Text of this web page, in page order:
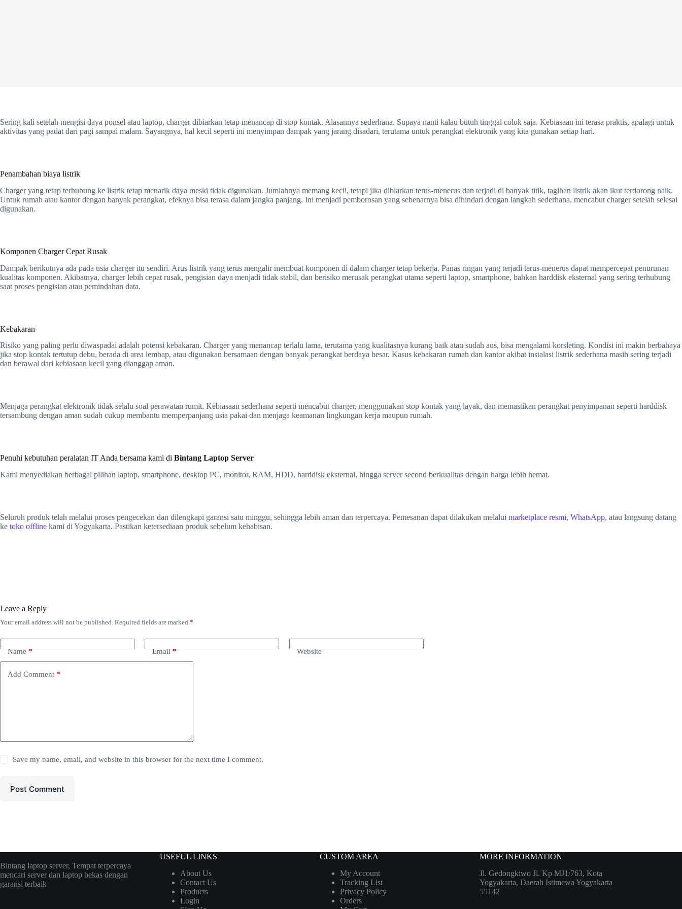
Sering kali setelah mengisi daya ponsel atau laptop, charger dibiarkan tetap menancap di stop kontak. Alasannya sederhana. Supaya nanti kalau butuh tinggal colok saja. Kebiasaan ini terasa praktis, apalagi untuk
aktivitas yang padat dari pagi sampai malam. Sayangnya, hal kecil seperti ini menyimpan dampak yang jarang disadari, terutama untuk perangkat elektronik yang kita gunakan setiap hari.
Penambahan biaya listrik
Charger yang tetap terhubung ke listrik tetap menarik daya meski tidak digunakan. Jumlahnya memang kecil, tetapi jika dibiarkan terus-menerus dan terjadi di banyak titik, tagihan listrik akan ikut terdorong naik.
Untuk rumah atau kantor dengan banyak perangkat, efeknya bisa terasa dalam jangka panjang. Ini menjadi pemborosan yang sebenarnya bisa dihindari dengan langkah sederhana, mencabut charger setelah selesai
digunakan.
Komponen Charger Cepat Rusak
Dampak berikutnya ada pada usia charger itu sendiri. Arus listrik yang terus mengalir membuat komponen di dalam charger tetap bekerja. Panas ringan yang terjadi terus-menerus dapat mempercepat penurunan
kualitas komponen. Akibatnya, charger lebih cepat rusak, pengisian daya menjadi tidak stabil, dan berisiko merusak perangkat utama seperti laptop, smartphone, bahkan harddisk eksternal yang sering terhubung
saat proses pengisian atau pemindahan data.
Kebakaran
Risiko yang paling perlu diwaspadai adalah potensi kebakaran. Charger yang menancap terlalu lama, terutama yang kualitasnya kurang baik atau sudah aus, bisa mengalami korsleting. Kondisi ini makin berbahaya
jika stop kontak tertutup debu, berada di area lembap, atau digunakan bersamaan dengan banyak perangkat berdaya besar. Kasus kebakaran rumah dan kantor akibat instalasi listrik sederhana masih sering terjadi
dan berawal dari kebiasaan kecil yang dianggap aman.
Menjaga perangkat elektronik tidak selalu soal perawatan rumit. Kebiasaan sederhana seperti mencabut charger, menggunakan stop kontak yang layak, dan memastikan perangkat penyimpanan seperti harddisk
tersambung dengan aman sudah cukup membantu memperpanjang usia pakai dan menjaga keamanan lingkungan kerja maupun rumah.
Penuhi kebutuhan peralatan IT Anda bersama kami di Bintang Laptop Server
Kami menyediakan berbagai pilihan laptop, smartphone, desktop PC, monitor, RAM, HDD, harddisk eksternal, hingga server second berkualitas dengan harga lebih hemat.
Seluruh produk telah melalui proses pengecekan dan dilengkapi garansi satu minggu, sehingga lebih aman dan terpercaya. Pemesanan dapat dilakukan melalui marketplace resmi, WhatsApp, atau langsung datang
ke toko offline kami di Yogyakarta. Pastikan ketersediaan produk sebelum kehabisan.
Leave a Reply
Your email address will not be published. Required fields are marked *
Name* Email* Website
Add Comment *
Save my name, email, and website in this browser for the next time I comment.
Post Comment
Bintang laptop server, Tempat terpercaya
mencari server dan laptop bekas dengan
garansi terbaik
USEFUL LINKS
About Us
Contact Us
Products
Login
CUSTOM AREA
My Account
Tracking List
Privacy Policy
Orders
MORE INFORMATION
Jl. Gedongkiwo Jl. Kp MJ1/763, Kota
Yogyakarta, Daerah Istimewa Yogyakarta
55142